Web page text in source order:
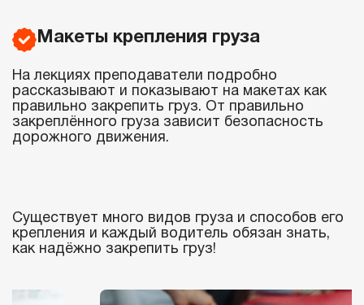
Макеты крепления груза
На лекциях преподаватели подробно
рассказывают и показывают на макетах как
правильно закрепить груз. От правильно
закреплённого груза зависит безопасность
дорожного движения.
Существует много видов груза и способов его
крепления и каждый водитель обязан знать,
как надёжно закрепить груз!